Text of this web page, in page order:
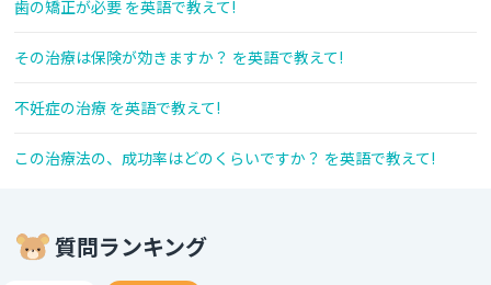
歯の矯正が必要 を英語で教えて!
その治療は保険が効きますか？ を英語で教えて!
不妊症の治療 を英語で教えて!
この治療法の、成功率はどのくらいですか？ を英語で教えて!
質問ランキング